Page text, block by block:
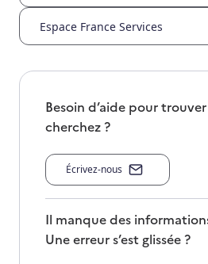
Espace France Services
Besoin d’aide pour
cherchez ?
Écrivez-nous
Il manque des
Une erreur s’est glissée ?